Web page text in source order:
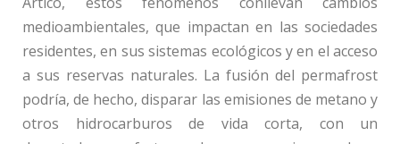
medioambientales, que impactan en las sociedades
residentes, en sus sistemas ecológicos y en el acceso
a sus reservas naturales. La fusión del permafrost
podría, de hecho, disparar las emisiones de metano y
otros hidrocarburos de vida corta, con un